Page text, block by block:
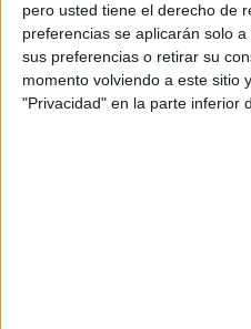
pero usted tiene el derecho de
preferencias se aplicarán solo
sus preferencias o retirar su
momento volviendo a este sitio
"Privacidad" en la parte inferior
SUSCRIBETE